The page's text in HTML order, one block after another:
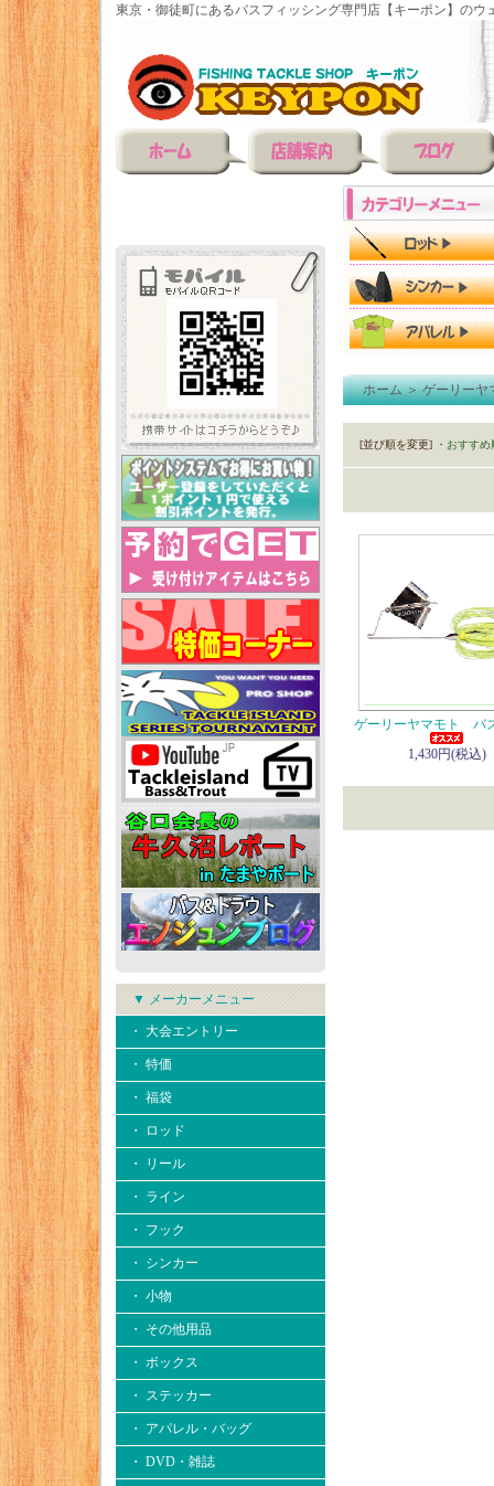
東京・御徒町にあるバスフィッシング専門店【キーポン】のウ
▼ メーカーメニュー
・ 大会エントリー
・ 特価
・ 福袋
・ ロッド
・ リール
・ ライン
・ フック
・ シンカー
・ 小物
・ その他用品
・ ボックス
・ ステッカー
・ アパレル・バッグ
・ DVD・雑誌
ホーム＞ゲーリーヤ
[並び順を変更] ・おすすめ
ゲーリーヤマモト バ
1,430円(税込)